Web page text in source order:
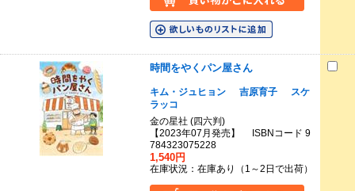
時間をやくパン屋さん
キム・ジュヒョン 吉原育子
スケ
ラッコ
金の星社 (四六判)
【2023年07月発売】 ISBNコード 9
784323075228
1,540円
在庫状況：在庫あり（1～2日で出荷）